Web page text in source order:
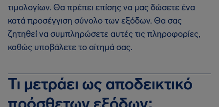
τιμολογίων. Θα πρέπει επίσης να μας δώσετε ένα
κατά προσέγγιση σύνολο των εξόδων. Θα σας
ζητηθεί να συμπληρώσετε αυτές τις πληροφορίες,
καθώς υποβάλετε το αίτημά σας.
Τι μετράει ως αποδεικτικό